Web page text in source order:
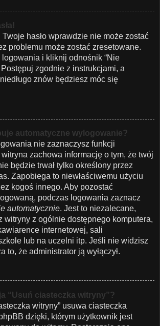
hasło wprawdzie nie może zostać
problemu może zostać zresetowane.
logowania i kliknij odnośnik “Nie
Postępuj zgodnie z instrukcjami, a
znów będziesz móc się
automatyczne wylogowanie?
nie zaznaczysz funkcji
witryna zachowa informację o tym, że twój
będzie trwał tylko określony przez
Zapobiega to niewłaściwemu użyciu
kogoś innego. Aby pozostać
podczas logowania zaznacz
automatycznie. Jest to niezalecane,
witryny z ogólnie dostępnego komputera,
internetowej, sali
lub na uczelni itp. Jeśli nie widzisz
to, że administrator ją wyłączył.
“Usuń ciasteczka witryny”?
witryny” usuwa ciasteczka
dzięki, którym użytkownik jest